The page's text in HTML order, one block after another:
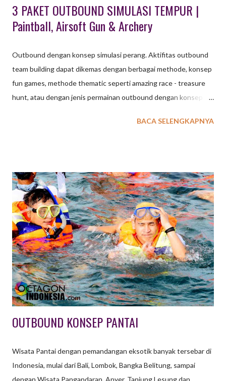
3 PAKET OUTBOUND SIMULASI TEMPUR |
Paintball, Airsoft Gun & Archery
Outbound dengan konsep simulasi perang. Aktifitas outbound
team building dapat dikemas dengan berbagai methode, konsep
fun games, methode thematic seperti amazing race - treasure
hunt, atau dengan jenis permainan outbound dengan konsep
cukup tinggi, EXXO INDONESIA menyediakan beberapa pilihan
atau kelompok pemain berusaha untuk mengalahkan pemain /
kelompok lain dengan cara memberi tanda cat di tubuh lawan.
Peluru cat yang digunakan harus terbuat dari bahan yang aman
dan tidak beracun, sedangkan senjata yang digunakan untuk
menembakkannya biasa disebut paintball marker atau paintball
gun. Peralatan lain yang harus ada ialah masker pelindung wajah.
Selain untuk permainan, teknologi Paintball juga digunakan
sebagai simulasi / latihan militer yang lebi...
BACA SELENGKAPNYA
OUTBOUND KONSEP PANTAI
Wisata Pantai dengan pemandangan eksotik banyak tersebar di
Indonesia, mulai dari Bali, Lombok, Bangka Belitung, sampai